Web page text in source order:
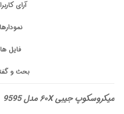
آرای
نمودارها
فایل ها
بحث و
میکروسکوپ جیبی ۶۰X مدل 9595